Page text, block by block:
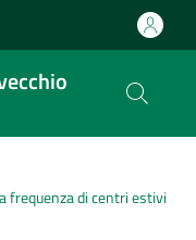
frequenza di centri estivi